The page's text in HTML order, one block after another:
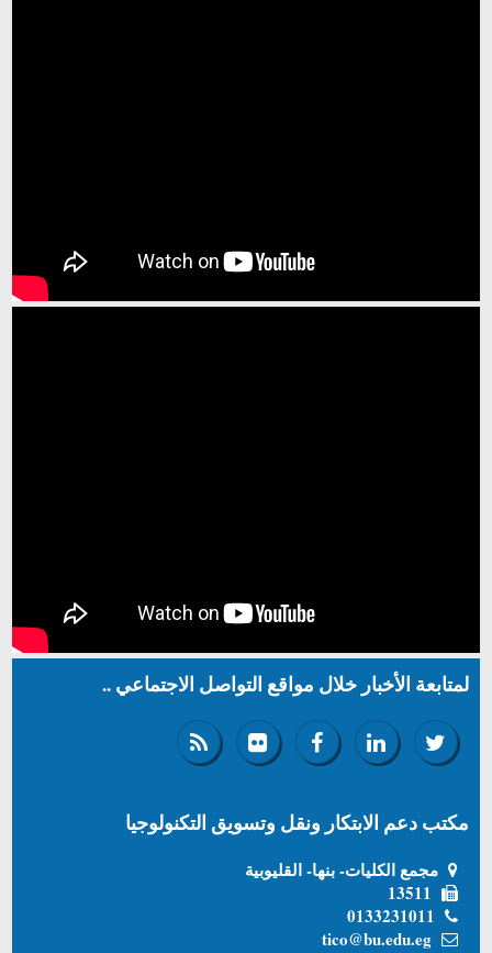
لمتابعة الأخبار خلال مواقع التواصل الاجتماعي ..
مكتب دعم الابتكار ونقل وتسويق التكنولوجيا
مجمع الكليات- بنها- القليوبية
tico@bu.edu.eg